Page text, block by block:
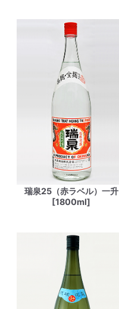
瑞泉25（赤ラベル）一升
[1800ml]